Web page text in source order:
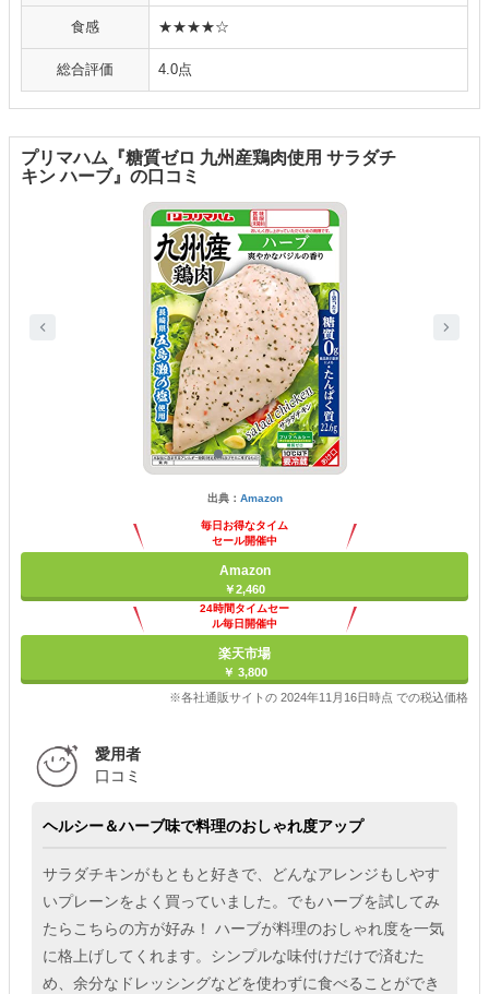
食感 ★★★★☆
総合評価 4.0点
プリマハム『糖質ゼロ 九州産鶏肉使用 サラダチ
キン ハーブ』の口コミ
出典： Amazon
毎日お得なタイム
セール開催中
Amazon
￥2,460
24時間タイムセー
ル毎日開催中
楽天市場
￥ 3,800
※各社通販サイトの 2024年11月16日時点 での税込価格
愛用者
口コミ
ヘルシー＆ハーブ味で料理のおしゃれ度アップ
サラダチキンがもともと好きで、どんなアレンジもしやす
いプレーンをよく買っていました。でもハーブを試してみ
たらこちらの方が好み！ ハーブが料理のおしゃれ度を一気
に格上げしてくれます。シンプルな味付けだけで済むた
め、余分なドレッシングなどを使わずに食べることができ